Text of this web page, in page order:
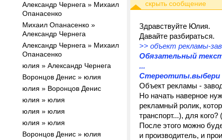
Александр Чернега » Михаил
Опанасенко
Михаил Опанасенко »
Александр Чернега
Александр Чернега » Михаил
Опанасенко
юлия » Александр Чернега
Воронцов Денис » юлия
юлия » Воронцов Денис
юлия » юлия
юлия » юлия
юлия » юлия
Воронцов Денис » юлия
Здравствуйте Юлия.
Давайте разбираться.
>> объект рекламы-
Обязательный
...
Стереотипы.выбери
Объект рекламы -
Но начать наверное
рекламный ролик,
транспорт...), для
После этого можно
и производитель, и